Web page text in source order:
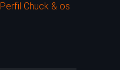
Perfil Chuck & os